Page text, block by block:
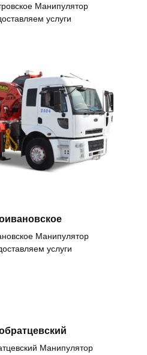
Манипулятор
услуги
Манипулятор
услуги
Манипулятор